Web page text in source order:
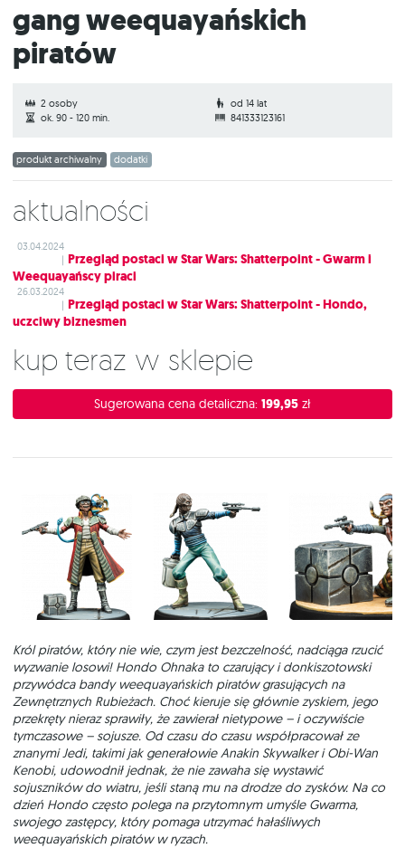
Gang weequayańskich
piratów
2 osoby
od 14 lat
ok. 90 - 120 min.
841333123161
produkt archiwalny dodatki
Aktualności
03.04.2024
| Przegląd postaci w Star Wars: Shatterpoint - Gwarm i
Weequayańscy piraci
26.03.2024
| Przegląd postaci w Star Wars: Shatterpoint - Hondo,
uczciwy biznesmen
Kup teraz w sklepie
Sugerowana cena detaliczna: 199,95 zł
Król piratów, który nie wie, czym jest bezczelność, nadciąga rzucić
wyzwanie losowi! Hondo Ohnaka to czarujący i donkiszotowski
przywódca bandy weequayańskich piratów grasujących na
Zewnętrznych Rubieżach. Choć kieruje się głównie zyskiem, jego
przekręty nieraz sprawiły, że zawierał nietypowe – i oczywiście
tymczasowe – sojusze. Od czasu do czasu współpracował ze
znanymi Jedi, takimi jak generałowie Anakin Skywalker i Obi-Wan
Kenobi, udowodnił jednak, że nie zawaha się wystawić
sojuszników do wiatru, jeśli staną mu na drodze do zysków. Na co
dzień Hondo często polega na przytomnym umyśle Gwarma,
swojego zastępcy, który pomaga utrzymać hałaśliwych
weequayańskich piratów w ryzach.